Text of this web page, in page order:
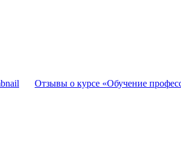
Отзывы о курсе «Обучение